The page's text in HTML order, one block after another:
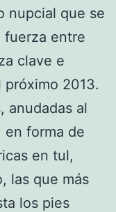
nupcial que se
fuerza entre
clave e
2013.
anudadas al
en forma de
en tul,
las que más
los pies